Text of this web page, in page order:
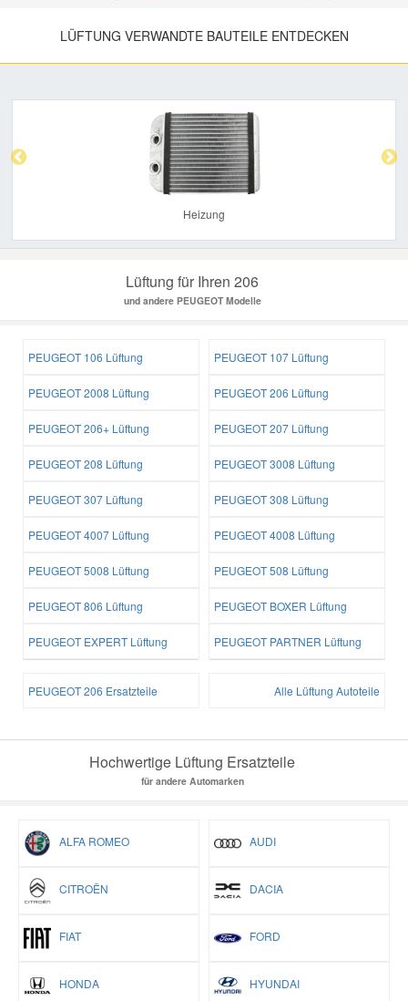
LÜFTUNG VERWANDTE BAUTEILE ENTDECKEN
Heizung
Lüftung für Ihren 206
und andere PEUGEOT Modelle
PEUGEOT 106 Lüftung PEUGEOT 107 Lüftung
PEUGEOT 2008 Lüftung PEUGEOT 206 Lüftung
PEUGEOT 206+ Lüftung PEUGEOT 207 Lüftung
PEUGEOT 208 Lüftung PEUGEOT 3008 Lüftung
PEUGEOT 307 Lüftung PEUGEOT 308 Lüftung
PEUGEOT 4007 Lüftung PEUGEOT 4008 Lüftung
PEUGEOT 5008 Lüftung PEUGEOT 508 Lüftung
PEUGEOT 806 Lüftung PEUGEOT BOXER Lüftung
PEUGEOT EXPERT Lüftung PEUGEOT PARTNER Lüftung
PEUGEOT 206 Ersatzteile Alle Lüftung Autoteile
Hochwertige Lüftung Ersatzteile
für andere Automarken
ALFA ROMEO AUDI
CITROËN DACIA
FIAT FORD
HONDA HYUNDAI